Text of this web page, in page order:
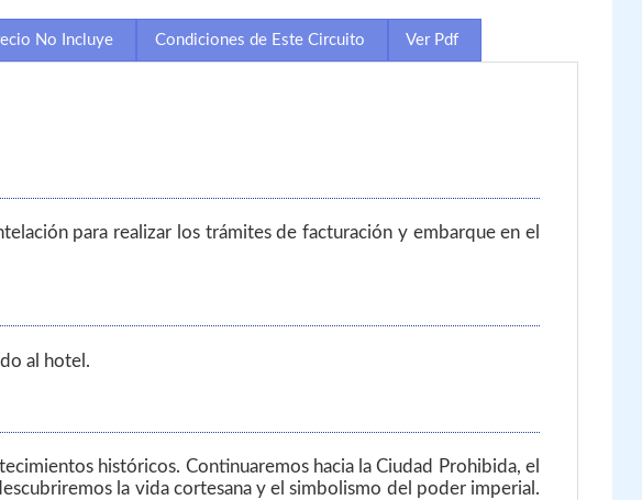
No Incluye Condiciones de Este Circuito Ver Pdf
para realizar los trámites de facturación y embarque en el
al hotel.
históricos. Continuaremos hacia la Ciudad Prohibida, el
la vida cortesana y el simbolismo del poder imperial.